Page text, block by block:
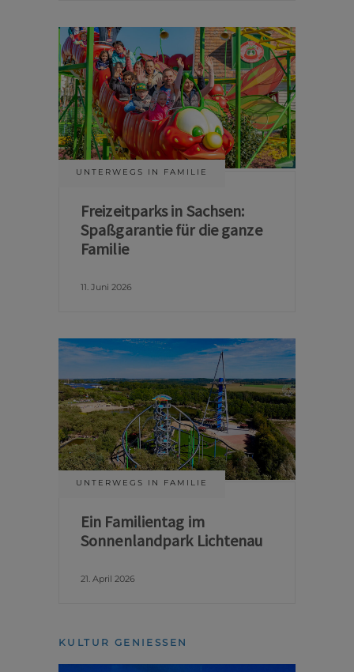
UNTERWEGS IN FAMILIE
Freizeitparks in Sachsen:
Spaßgarantie für die ganze
Familie
11. Juni 2026
UNTERWEGS IN FAMILIE
Ein Familientag im
Sonnenlandpark Lichtenau
21. April 2026
KULTUR GENIESSEN